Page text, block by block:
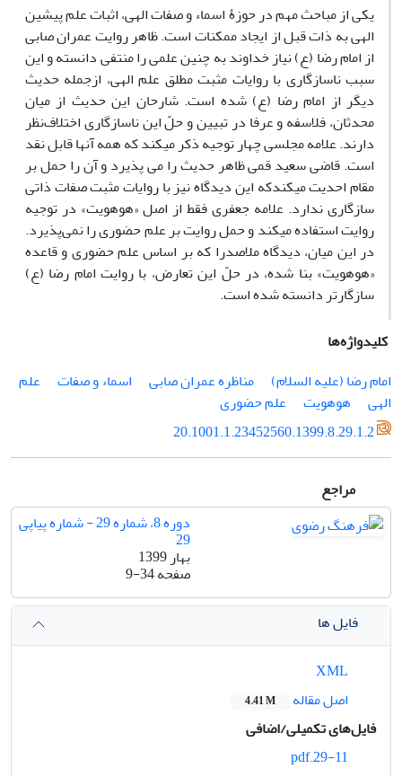
یکی از مباحث مهم در حوزۀ اسماء و صفات الهی، اثبات علم پیشین
الهی به ذات قبل از ایجاد ممکنات است. ظاهر روایت عمران صابی
از امام رضا (ع) نیاز خداوند به چنین علمی را منتفی دانسته و این
سبب ناسازگاری با روایات مثبت مطلق علم الهی، ازجمله حدیث
دیگر از امام رضا (ع) شده است. شارحان این حدیث از میان
محدثان، فلاسفه و عرفا در تبیین و حلّ این ناسازگاری اختلاف‌نظر
دارند. علامه مجلسی چهار توجیه ذکر می‎کند که همه آنها قابل نقد
است. قاضی سعید قمی ظاهر حدیث را می پذیرد و آن را حمل بر
مقام احدیت می‎کندکه این دیدگاه نیز با روایات مثبت صفات ذاتی
سازگاری ندارد. علامه جعفری فقط از اصل «هوهویت» در توجیه
روایت استفاده می‎کند و حمل روایت بر علم حضوری را نمی‌پذیرد.
در این میان، دیدگاه ملاصدرا که بر اساس علم حضوری و قاعده
«هوهویت» بنا شده، در حلّ این تعارض، با روایت امام رضا (ع)
سازگارتر دانسته شده است.
کلیدواژه‌ها
امام رضا (علیه السلام)
مناظره عمران صابی اسماء و صفات
علم
الهی
هوهویت
علم حضوری
20.1001.1.23452560.1399.8.29.1.2
مراجع
دوره 8، شماره 29 - شماره پیاپی
29
بهار 1399
صفحه9-34
فایل ها
اصل مقاله
4.41 M
فایل‌های تکمیلی/اضافی